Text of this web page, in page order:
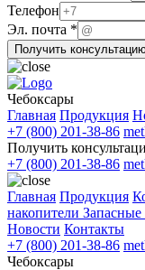
Телефон
компании
Название
Телефон
Эл. почта *
Получить
Чебоксары
Главная Продукция
+7 (800) 201-38-86
Получить
+7 (800) 201-38-86
Главная Продукция
накопители
Новости Контакты
+7 (800) 201-38-86
Чебоксары